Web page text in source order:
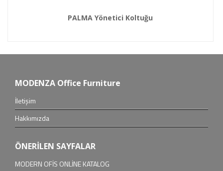
PALMA Yönetici Koltuğu
MODENZA Office Furniture
İletişim
Hakkımızda
ÖNERİLEN SAYFALAR
MODERN OFİS ONLİNE KATALOG